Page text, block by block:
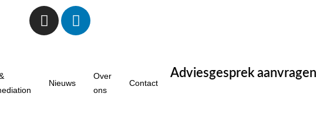
Nieuws
Over
ons
Contact
Adviesgesprek aanvragen